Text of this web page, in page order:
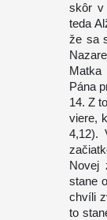
skôr v
teda
že sa
Matka
Pána
14. Z
viere,
4,12).
Novej
stane
chvíli
to